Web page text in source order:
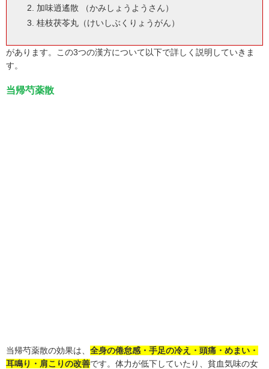
加味逍遙散 （かみしょうようさん）
桂枝茯苓丸（けいしぶくりょうがん）
があります。この3つの漢方について以下で詳しく説明していきま
す。
当帰芍薬散
当帰芍薬散の効果は、 全身の倦怠感・手足の冷え・頭痛・めまい・
耳鳴り・肩こりの改善です。体力が低下していたり、貧血気味の女